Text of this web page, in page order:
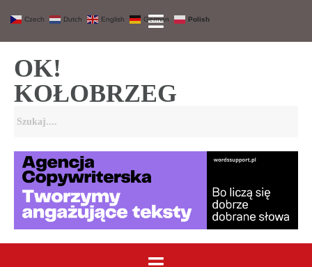
OK!
KOŁOBRZEG
Czech Dutch English German Polish